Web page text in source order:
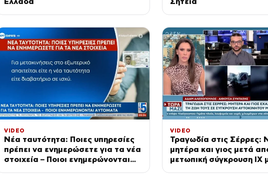
VIDEO
Νέα ταυτότητα: Ποιες υπηρεσίες
πρέπει να ενημερώσετε για τα νέα
στοιχεία – Ποιοι ενημερώνονται
VIDEO
Τραγωδία στις Σέρρες:
μητέρα και γιος μετά
μετωπική σύγκρουση ΙΧ